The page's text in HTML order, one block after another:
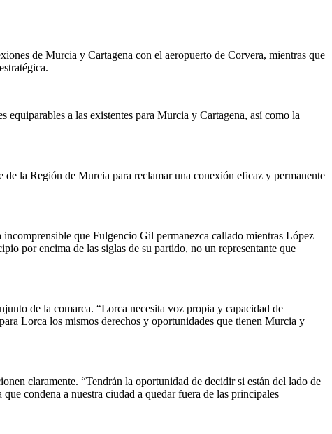
de Murcia y Cartagena con el aeropuerto de Corvera, mientras que
a las existentes para Murcia y Cartagena, así como la
de la Región de Murcia para reclamar una conexión eficaz y permanente
que Fulgencio Gil permanezca callado mientras López
por encima de las siglas de su partido, no un representante que
de la comarca. “Lorca necesita voz propia y capacidad de
Lorca los mismos derechos y oportunidades que tienen Murcia y
claramente. “Tendrán la oportunidad de decidir si están del lado de
condena a nuestra ciudad a quedar fuera de las principales